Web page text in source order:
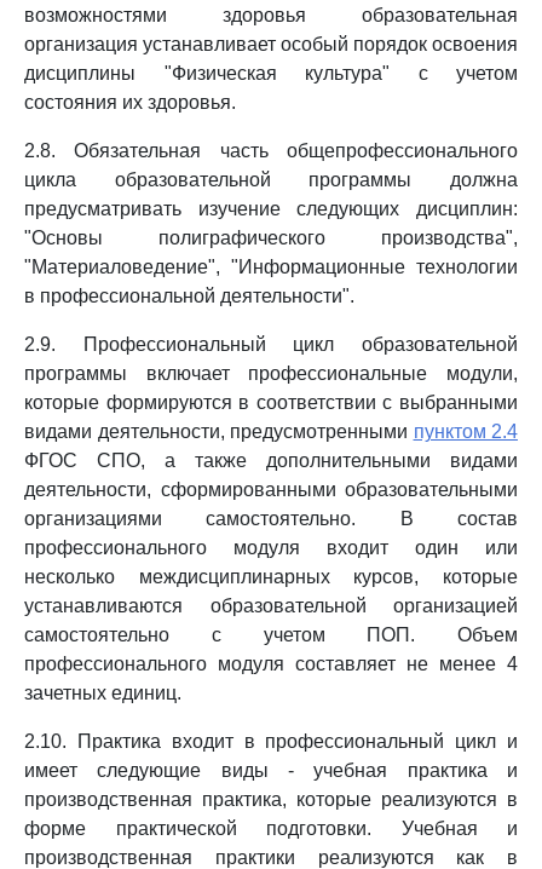
возможностями здоровья образовательная
организация устанавливает особый порядок освоения
дисциплины "Физическая культура" с учетом
состояния их здоровья.
2.8. Обязательная часть общепрофессионального
цикла образовательной программы должна
предусматривать изучение следующих дисциплин:
"Основы полиграфического производства",
"Материаловедение", "Информационные технологии
в профессиональной деятельности".
2.9. Профессиональный цикл образовательной
программы включает профессиональные модули,
которые формируются в соответствии с выбранными
видами деятельности, предусмотренными пунктом 2.4
ФГОС СПО, а также дополнительными видами
деятельности, сформированными образовательными
организациями самостоятельно. В состав
профессионального модуля входит один или
несколько междисциплинарных курсов, которые
устанавливаются образовательной организацией
самостоятельно с учетом ПОП. Объем
профессионального модуля составляет не менее 4
зачетных единиц.
2.10. Практика входит в профессиональный цикл и
имеет следующие виды - учебная практика и
производственная практика, которые реализуются в
форме практической подготовки. Учебная и
производственная практики реализуются как в